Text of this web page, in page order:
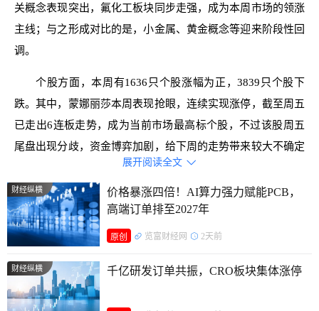
关概念表现突出，氟化工板块同步走强，成为本周市场的领涨
主线；与之形成对比的是，小金属、黄金概念等迎来阶段性回
调。
个股方面，本周有1636只个股涨幅为正，3839只个股下
跌。其中，蒙娜丽莎本周表现抢眼，连续实现涨停，截至周五
已走出6连板走势，成为当前市场最高标个股，不过该股周五
尾盘出现分歧，资金博弈加剧，给下周的走势带来较大不确定
性。蒙娜丽莎的股价暴涨源于市场对其“陶瓷基板”概念的炒
作，而公司已两度澄清无半导体业务，当前股价存在非理性炒
作嫌疑。除此以外，利仁科技本周实现5连板，累计涨幅达到
61.08%；此前走出3连板的合肥城建（002208.SZ）、可川科
断板，短线连板行情被打断。值得注意的是，本周个股跌幅榜
上仍有多只ST股现身，这类个股的经营风险与退市风险仍需警
展开阅读全文 
财经纵横
价格暴涨四倍！AI算力强力赋能PCB，
高端订单排至2027年
原创 览富财经网 2天前
财经纵横 千亿研发订单共振，CRO板块集体涨停